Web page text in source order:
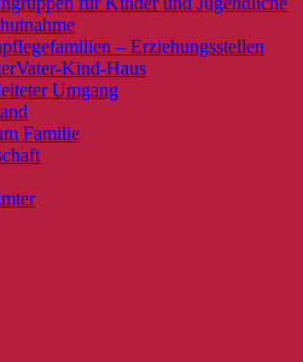
– Erziehungsstellen
Kind-Haus
Umgang
Familie